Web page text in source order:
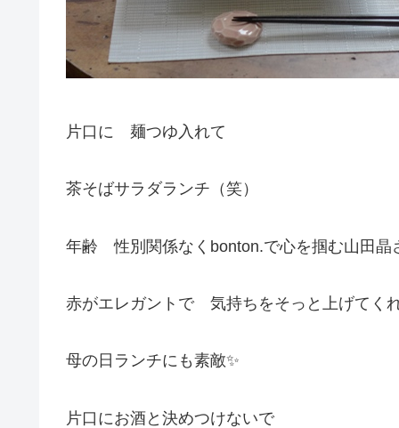
片口に 麺つゆ入れて
茶そばサラダランチ（笑）
年齢 性別関係なくbonton.で心を掴む山田晶
赤がエレガントで 気持ちをそっと上げてく
母の日ランチにも素敵✨
片口にお酒と決めつけないで